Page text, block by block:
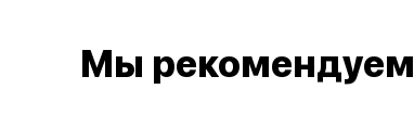
Мы рекомендуем